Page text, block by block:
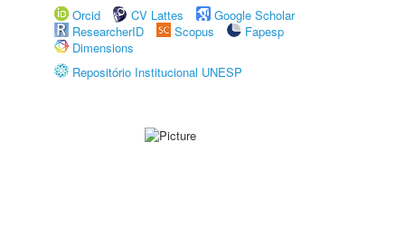
Orcid
CV Lattes
Google Scholar
ResearcherID
Scopus
Fapesp
Dimensions
Repositório Institucional UNESP